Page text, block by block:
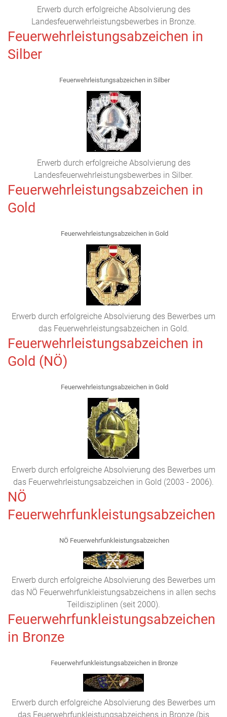
Erwerb durch erfolgreiche Absolvierung des
Landesfeuerwehrleistungsbewerbes in Bronze.
Feuerwehrleistungsabzeichen in
Silber
Feuerwehrleistungsabzeichen in Silber
Erwerb durch erfolgreiche Absolvierung des
Landesfeuerwehrleistungsbewerbes in Silber.
Feuerwehrleistungsabzeichen in
Gold
Feuerwehrleistungsabzeichen in Gold
Erwerb durch erfolgreiche Absolvierung des Bewerbes um
das Feuerwehrleistungsabzeichen in Gold.
Feuerwehrleistungsabzeichen in
Gold (NÖ)
Feuerwehrleistungsabzeichen in Gold
Erwerb durch erfolgreiche Absolvierung des Bewerbes um
das Feuerwehrleistungsabzeichen in Gold (2003 - 2006).
NÖ
Feuerwehrfunkleistungsabzeichen
NÖ Feuerwehrfunkleistungsabzeichen
Erwerb durch erfolgreiche Absolvierung des Bewerbes um
das NÖ Feuerwehrfunkleistungsabzeichens in allen sechs
Teildisziplinen (seit 2000).
Feuerwehrfunkleistungsabzeichen
in Bronze
Feuerwehrfunkleistungsabzeichen in Bronze
Erwerb durch erfolgreiche Absolvierung des Bewerbes um
das Feuerwehrfunkleistungsabzeichens in Bronze (bis